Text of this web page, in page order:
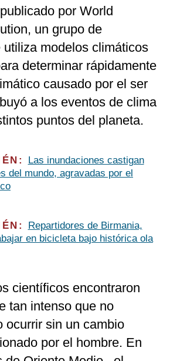
por World
un grupo de
modelos climáticos
determinar rápidamente
causado por el ser
a los eventos de clima
puntos del planeta.
Las inundaciones castigan
del mundo, agravadas por el
Repartidores de Birmania,
en bicicleta bajo histórica ola
científicos encontraron
tan intenso que no
ocurrir sin un cambio
por el hombre. En